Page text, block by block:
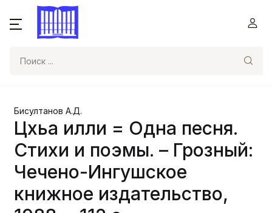
Бисултанов А.Д.
Цхьа илли = Одна песня.
Стихи и поэмы. – Грозный:
Чечено-Ингушское
книжное издательство,